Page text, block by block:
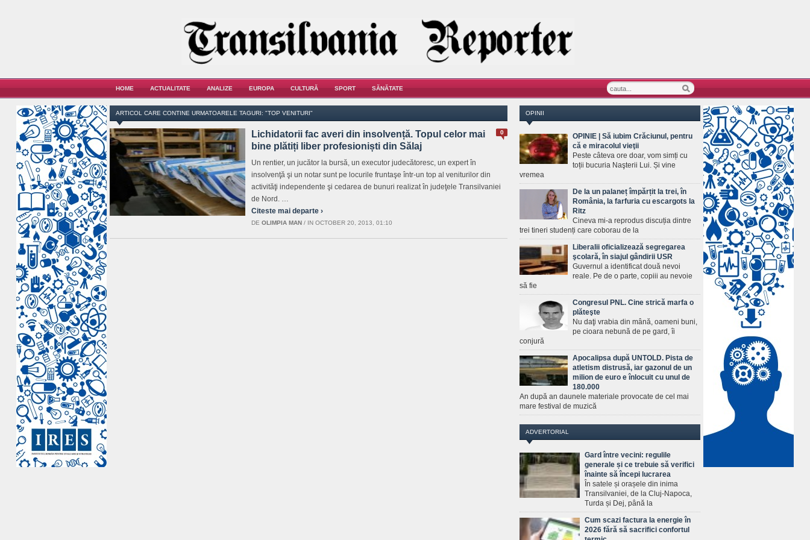
HOME ACTUALITATE ANALIZE EUROPA CULTURĂ SPORT SĂNĂTATE
ARTICOL CARE CONTINE URMATOARELE TAGURI: "TOP VENITURI"
0
Lichidatorii fac averi din insolvență. Topul celor mai
bine plătiți liber profesioniști din Sălaj
Un rentier, un jucător la bursă, un executor judecătoresc, un expert în
insolvenţă şi un notar sunt pe locurile fruntaşe într-un top al veniturilor din
activităţi independente şi cedarea de bunuri realizat în judeţele Transilvaniei
de Nord. …
Citeste mai departe ›
DE OLIMPIA MAN / IN OCTOBER 20, 2013, 01:10
OPINII
OPINIE | Să iubim Crăciunul, pentru
că e miracolul vieţii
Peste câteva ore doar, vom simți cu
toții bucuria Naşterii Lui. Și vine
vremea
De la un palaneț împărțit la trei, în
România, la farfuria cu escargots la
Ritz
Cineva mi-a reprodus discuția dintre
trei tineri studenți care coborau de la
Liberalii oficializează segregarea
şcolară, în siajul gândirii USR
Guvernul a identificat două nevoi
reale. Pe de o parte, copiii au nevoie
să fie
Congresul PNL. Cine strică marfa o
plăteşte
Nu daţi vrabia din mână, oameni buni,
pe cioara nebună de pe gard, îi
conjură
Apocalipsa după UNTOLD. Pista de
atletism distrusă, iar gazonul de un
milion de euro e înlocuit cu unul de
180.000
An după an daunele materiale provocate de cel mai
mare festival de muzică
ADVERTORIAL
Gard între vecini: regulile
generale și ce trebuie să verifici
înainte să începi lucrarea
În satele și orașele din inima
Transilvaniei, de la Cluj-Napoca,
Turda și Dej, până la
Cum scazi factura la energie în
2026 fără să sacrifici confortul